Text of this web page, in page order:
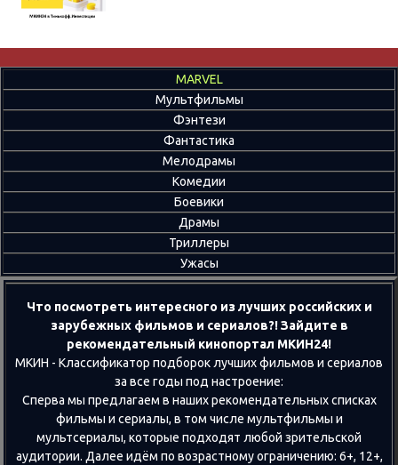
MARVEL
Мультфильмы
Фэнтези
Фантастика
Мелодрамы
Комедии
Боевики
Драмы
Триллеры
Ужасы
Что посмотреть интересного из лучших российских и
зарубежных фильмов и сериалов?! Зайдите в
рекомендательный кинопортал МКИН24!
МКИН - Классификатор подборок лучших фильмов и сериалов
за все годы под настроение:
Сперва мы предлагаем в наших рекомендательных списках
фильмы и сериалы, в том числе мультфильмы и
мультсериалы, которые подходят любой зрительской
аудитории. Далее идём по возрастному ограничению: 6+, 12+,